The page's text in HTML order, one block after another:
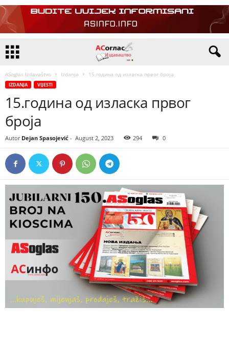
ASoglas Izdavaštvo Izdanja 15.година од изласка првог броја
IZDANJA VIJESTI
15.година од изласка првог
броја
Autor Dejan Spasojević - August 2, 2023 294 0